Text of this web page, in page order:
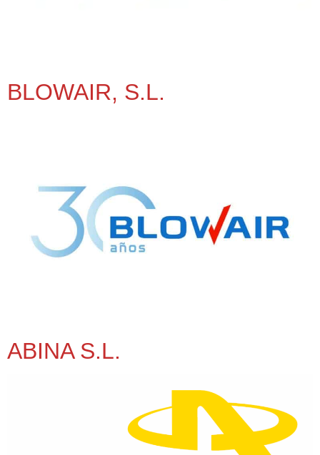
BLOWAIR, S.L.
ABINA S.L.